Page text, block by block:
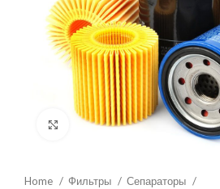
Увеличить
Home Фильтры
Сепараторы